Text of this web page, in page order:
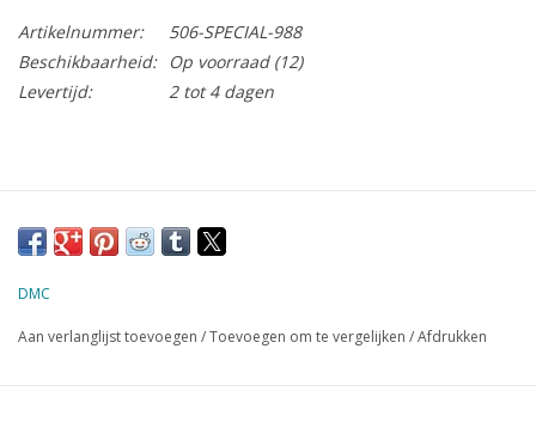
Artikelnummer:
506-SPECIAL-988
Beschikbaarheid:
Op voorraad(12)
Levertijd:
2 tot 4 dagen
DMC
Aan verlanglijst toevoegen /Toevoegen om te vergelijken /Afdrukken